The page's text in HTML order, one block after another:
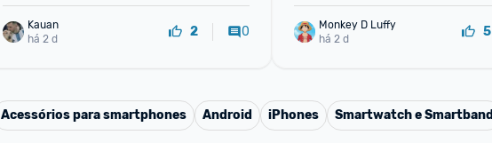
Kauan
há 2 d
2 0
Monkey D Luffy
há 2 d
5
Acessórios para smartphones Android iPhones Smartwatch e Smartband